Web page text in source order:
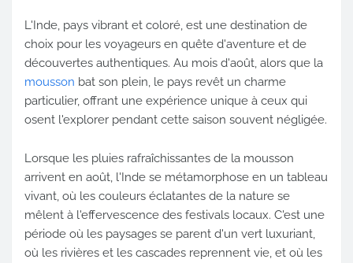
L'Inde, pays vibrant et coloré, est une destination de
choix pour les voyageurs en quête d'aventure et de
découvertes authentiques. Au mois d'août, alors que la
mousson bat son plein, le pays revêt un charme
particulier, offrant une expérience unique à ceux qui
osent l'explorer pendant cette saison souvent négligée.
Lorsque les pluies rafraîchissantes de la mousson
arrivent en août, l'Inde se métamorphose en un tableau
vivant, où les couleurs éclatantes de la nature se
mêlent à l'effervescence des festivals locaux. C'est une
période où les paysages se parent d'un vert luxuriant,
où les rivières et les cascades reprennent vie, et où les